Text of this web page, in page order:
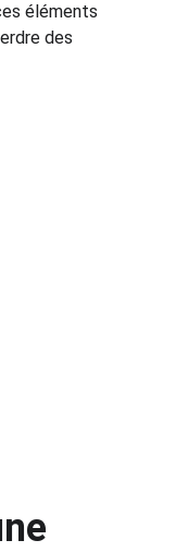
éléments
des